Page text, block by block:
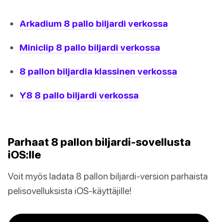
Arkadium 8 pallo biljardi verkossa
Miniclip 8 pallo biljardi verkossa
8 pallon biljardia klassinen verkossa
Y8 8 pallo biljardi verkossa
Parhaat 8 pallon biljardi-sovellusta
iOS:lle
Voit myös ladata 8 pallon biljardi-version parhaista
pelisovelluksista iOS-käyttäjille!